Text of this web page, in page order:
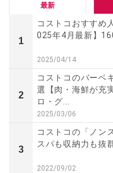
最新
1
コストコおすすめ
025年4月最新】
2025/04/14
2
コストコのバーベ
選【肉・海鮮が充
ロ・グ...
2025/03/06
3
コストコの「ノン
スパも収納力も抜
2022/09/02